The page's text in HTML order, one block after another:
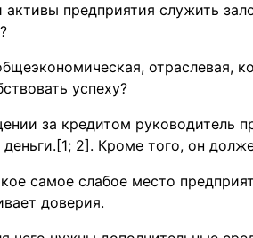
активы предприятия служить
отраслевая,
успеху?
за кредитом руководитель
деньги.[1; 2]. Кроме того, он
самое слабое место
доверия.